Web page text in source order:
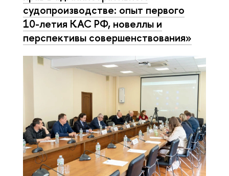
судопроизводстве: опыт первого
10-летия КАС РФ, новеллы и
перспективы совершенствования»